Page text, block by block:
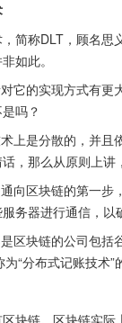
简称DLT，顾名
如此。
它的实现方式有
吗？
上是分散的，并
，那么从原则上讲
向区块链的第一
务器进行通信，以
区块链的公司包
“分布式记账技术”